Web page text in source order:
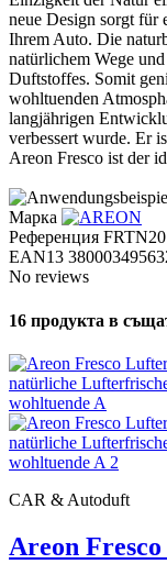
neue Design sorgt für
Ihrem Auto. Die
natürlichem Wege
Duftstoffes. Somit
wohltuenden
langjährigen
verbessert wurde. Er
Areon Fresco ist der
Марка
Референция FRTN20
EAN13
No reviews
16 продукта в
CAR & Autoduft
Areon